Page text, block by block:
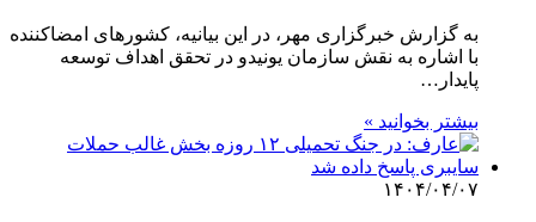
به گزارش خبرگزاری مهر، در این بیانیه، کشورهای امضاکننده
با اشاره به نقش سازمان یونیدو در تحقق اهداف توسعه
پایدار…
بیشتر بخوانید »
۱۴۰۴/۰۴/۰۷